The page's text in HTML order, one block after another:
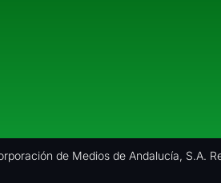
de Medios de Andalucía, S.A.